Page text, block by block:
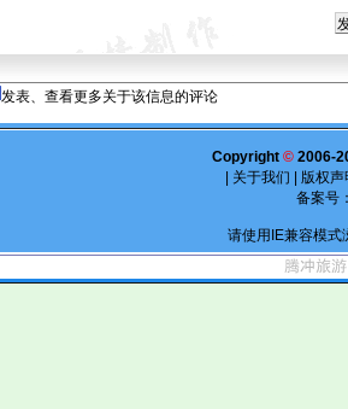
发表、查看更多关于该信息的评论
Copyright © 2006-
关于我们
版权
备案号
请使用IE兼容模式